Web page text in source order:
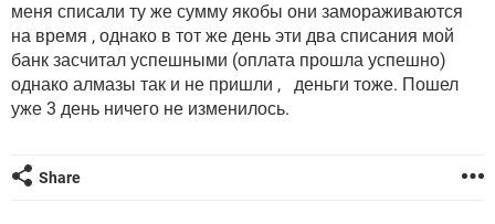
YANDEX
ВИДЕО GOOGLE
YANDEX
FACEBOOK ИГРЫ
WINDOWS 10 ВКОНТАКТЕ
ВИДЕО GOOGLE
YANDEX
меня списали ту же сумму якобы они замораживаются
на время , однако в тот же день эти два списания мой
банк засчитал успешными (оплата прошла успешно)
однако алмазы так и не пришли , деньги тоже. Пошел
уже 3 день ничего не изменилось.
Share